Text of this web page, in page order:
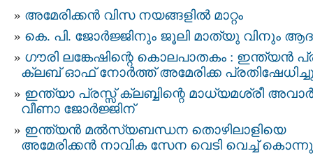
അമേരിക്കൻ വിസ നയങ്ങളിൽ മാറ്റം
കെ. പി. ജോർജ്ജിനും ജൂലി മാത്യു വിനും
ഗൗരി ലങ്കേഷിന്റെ കൊലപാതകം : ഇന്ത്യന്‍
ക്ലബ് ഓഫ് നോര്‍ത്ത് അമേരിക്ക
ഇന്ത്യാ പ്രസ്സ് ക്ലബ്ബിന്റെ മാധ്യമശ്രീ
വീണാ ജോര്‍ജ്ജിന്
ഇന്ത്യൻ മൽസ്യബന്ധന തൊഴിലാളിയെ
അമേരിക്കൻ നാവിക സേന വെടി വെച്ച് കൊന്നു